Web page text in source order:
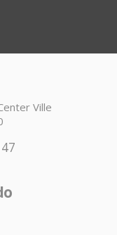
Ville